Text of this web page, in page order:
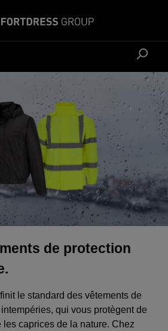
de protection
le standard des vêtements de
qui vous protègent de
les caprices de la nature. Chez